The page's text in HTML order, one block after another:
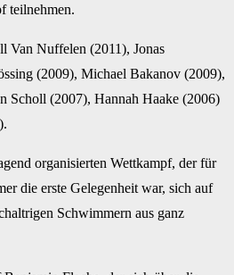
teilnehmen.
Van Nuffelen (2011), Jonas
(2009), Michael Bakanov (2009),
Scholl (2007), Hannah Haake (2006)
organisierten Wettkampf, der für
die erste Gelegenheit war, sich auf
Schwimmern aus ganz